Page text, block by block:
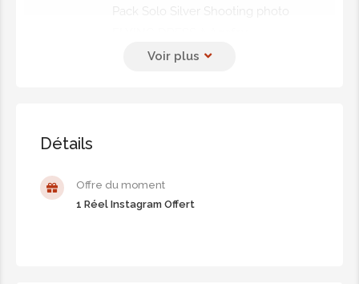
Pack Solo Silver Shooting photo
1h30 de shooting
Pack Solo Gold Shooting photo
FLYING DRESS à Agafay
Détails
Offre du moment
1 Réel Instagram Offert